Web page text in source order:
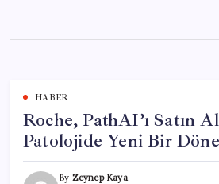
content
HABER
Roche, PathAI’ı Satın
Patolojide Yeni Bir
By Zeynep Kaya